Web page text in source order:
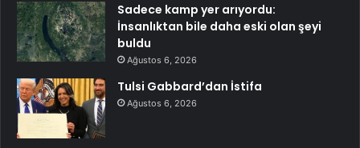
Sadece kamp yer arıyordu:
İnsanlıktan bile daha eski olan şeyi
buldu
Ağustos 6, 2026
Tulsi Gabbard’dan İstifa
Ağustos 6, 2026